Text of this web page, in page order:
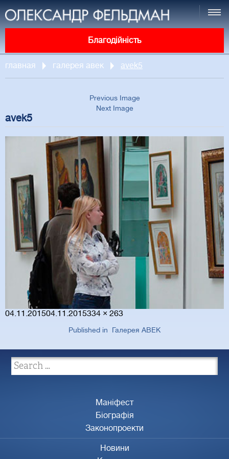
Благодійність
главная галерея авек avek5
Previous Image
Next Image
avek5
Posted
04.11.201504.11.2015Full
334 × 263
Published in Галерея АВЕК
Маніфест
Біографія
Законопроекти
Новини